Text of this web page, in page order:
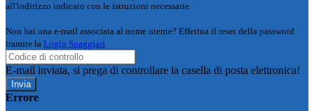
all'indirizzo indicato con le istruzioni necessarie.
Non hai una e-mail associata al nome utente? Effettua il reset della password
tramite la Login Spaggiari
E-mail inviata, si prega di controllare la casella di posta elettronica!
Errore